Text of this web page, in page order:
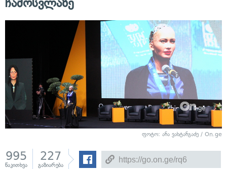
ფოტო: ანა ვახტანგაძე / On.ge
995
წაკითხვა
227
გაზიარება